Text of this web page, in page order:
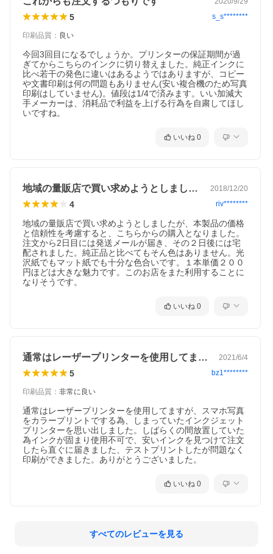
5 s_s********
印刷品質 ： 良い
今回3回目になるでしょうか。プリンターの保証期間が過
ぎてからこちらのインクに切り替えました。純正インクに
比べ若干の発色に違いはあるようではありますが、コピー
や文書印刷は何の問題もありません(安い複合機のため写真
印刷はしていません)。値段は1/4で済みます。いい加減大
手メーカーは、消耗品で利益を上げる行為を自粛してほし
いですね。
いいね 0
地域の量販店で買い求めようとしましたが… 2018/12/20
4 riv********
地域の量販店で買い求めようとしましたが、本製品の価格
と信頼性を考慮すると、こちらからの購入となりました。
注文から2日目には発送メールが届き、その２日後には宅
配されました。純正品と比べてもそん色はありません。光
沢紙でもマット紙でも十分な色合いです。１本単価２００
円ほどは大きな魅力です。このお店をまた利用することに
なりそうです。
いいね 0
通常はレーザープリンターを使用してます… 2021/6/4
5 bz1********
印刷品質 ： 非常に良い
通常はレーザープリンターを使用してますが、スマホ写真
をカラープリントでする為、しまっていたインクジェット
プリンターを思い出しました。しばらくの間放置していた
為インクが固まり使用不可で、安いインクを見つけて注文
したら直ぐに届きました、テストプリントしたが問題なく
印刷ができました。ありがとうございました。
いいね 0
すべてのレビューを見る